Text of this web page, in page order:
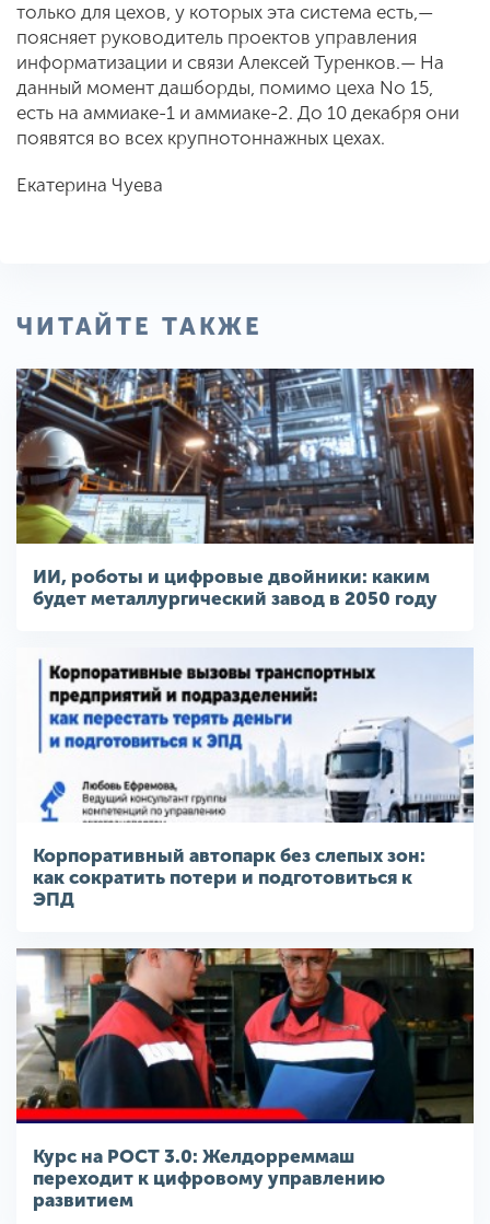
только для цехов, у которых эта система есть,—
поясняет руководитель проектов управления
информатизации и связи Алексей Туренков.— На
данный момент дашборды, помимо цеха No 15,
есть на аммиаке-1 и аммиаке-2. До 10 декабря они
появятся во всех крупнотоннажных цехах.
Екатерина Чуева
ЧИТАЙТЕ ТАКЖЕ
ИИ, роботы и цифровые двойники: каким
будет металлургический завод в 2050 году
Корпоративный автопарк без слепых зон:
как сократить потери и подготовиться к
ЭПД
Курс на РОСТ 3.0: Желдорреммаш
переходит к цифровому управлению
развитием